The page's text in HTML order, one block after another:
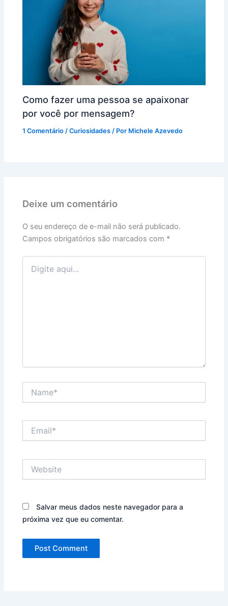
Como fazer uma pessoa se apaixonar
por você por mensagem?
1 Comentário /Curiosidades / Por Michele Azevedo
Deixe um comentário
O seu endereço de e-mail não será publicado.
Campos obrigatórios são marcados com *
Digite
aqui...
Salvar meus dados neste navegador para a
próxima vez que eu comentar.